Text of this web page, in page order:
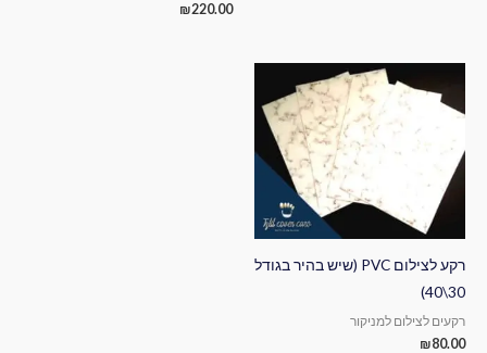
₪220.00
רקע לצילום PVC (שיש בהיר בגודל
30\40)
רקעים לצילום למניקור
₪80.00